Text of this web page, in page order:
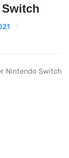
Nintendo Switch